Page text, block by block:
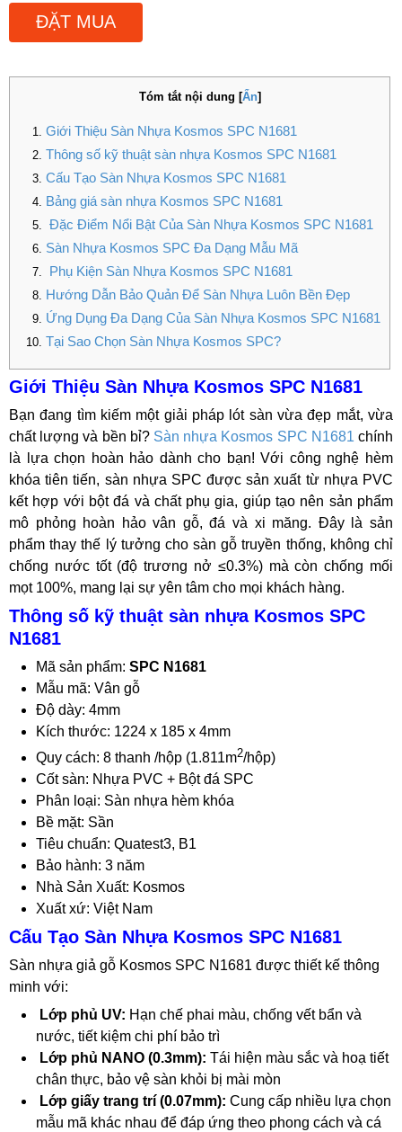
ĐẶT MUA
Tóm tắt nội dung [Ẩn]
Giới Thiệu Sàn Nhựa Kosmos SPC N1681
Thông số kỹ thuật sàn nhựa Kosmos SPC N1681
Cấu Tạo Sàn Nhựa Kosmos SPC N1681
Bảng giá sàn nhựa Kosmos SPC N1681
Đặc Điểm Nổi Bật Của Sàn Nhựa Kosmos SPC N1681
Sàn Nhựa Kosmos SPC Đa Dạng Mẫu Mã
Phụ Kiện Sàn Nhựa Kosmos SPC N1681
Hướng Dẫn Bảo Quản Để Sàn Nhựa Luôn Bền Đẹp
Ứng Dụng Đa Dạng Của Sàn Nhựa Kosmos SPC N1681
Tại Sao Chọn Sàn Nhựa Kosmos SPC?
Giới Thiệu Sàn Nhựa Kosmos SPC N1681
Bạn đang tìm kiếm một giải pháp lót sàn vừa đẹp mắt, vừa
chất lượng và bền bỉ? Sàn nhựa Kosmos SPC N1681 chính
là lựa chọn hoàn hảo dành cho bạn! Với công nghệ hèm
khóa tiên tiến, sàn nhựa SPC được sản xuất từ nhựa PVC
kết hợp với bột đá và chất phụ gia, giúp tạo nên sản phẩm
mô phỏng hoàn hảo vân gỗ, đá và xi măng. Đây là sản
phẩm thay thế lý tưởng cho sàn gỗ truyền thống, không chỉ
chống nước tốt (độ trương nở ≤0.3%) mà còn chống mối
mọt 100%, mang lại sự yên tâm cho mọi khách hàng.
Thông số kỹ thuật sàn nhựa Kosmos SPC
N1681
Mã sản phẩm: SPC N1681
Mẫu mã: Vân gỗ
Độ dày: 4mm
Kích thước: 1224 x 185 x 4mm
Quy cách: 8 thanh /hộp (1.811m2/hộp)
Cốt sàn: Nhựa PVC + Bột đá SPC
Phân loại: Sàn nhựa hèm khóa
Bề mặt: Sần
Tiêu chuẩn: Quatest3, B1
Bảo hành: 3 năm
Nhà Sản Xuất: Kosmos
Xuất xứ: Việt Nam
Cấu Tạo Sàn Nhựa Kosmos SPC N1681
Sàn nhựa giả gỗ Kosmos SPC N1681 được thiết kế thông
minh với:
Lớp phủ UV: Hạn chế phai màu, chống vết bẩn và
nước, tiết kiệm chi phí bảo trì
Lớp phủ NANO (0.3mm): Tái hiện màu sắc và hoạ tiết
chân thực, bảo vệ sàn khỏi bị mài mòn
Lớp giấy trang trí (0.07mm): Cung cấp nhiều lựa chọn
mẫu mã khác nhau để đáp ứng theo phong cách và cá